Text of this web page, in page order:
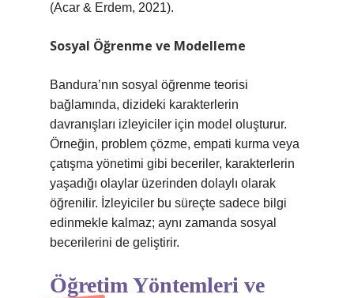
(Acar & Erdem, 2021).
Sosyal Öğrenme ve Modelleme
Bandura’nın sosyal öğrenme teorisi
bağlamında, dizideki karakterlerin
davranışları izleyiciler için model oluşturur.
Örneğin, problem çözme, empati kurma veya
çatışma yönetimi gibi beceriler, karakterlerin
yaşadığı olaylar üzerinden dolaylı olarak
öğrenilir. İzleyiciler bu süreçte sadece bilgi
edinmekle kalmaz; aynı zamanda sosyal
becerilerini de geliştirir.
Öğretim Yöntemleri ve